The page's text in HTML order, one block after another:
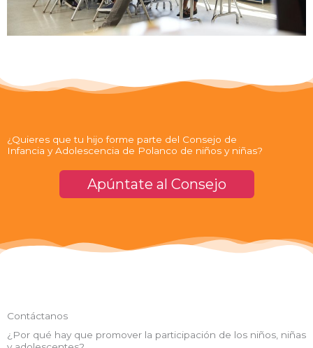
¿Quieres que tu hijo forme parte del Consejo de
Infancia y Adolescencia de Polanco de niños y niñas?
Apúntate al Consejo
Contáctanos
¿Por qué hay que promover la participación de los niños, niñas